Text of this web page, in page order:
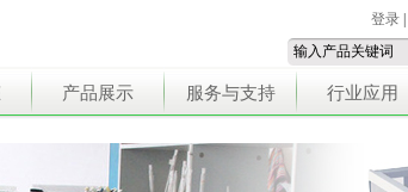
登录
产品展示 服务与支持 行业应用